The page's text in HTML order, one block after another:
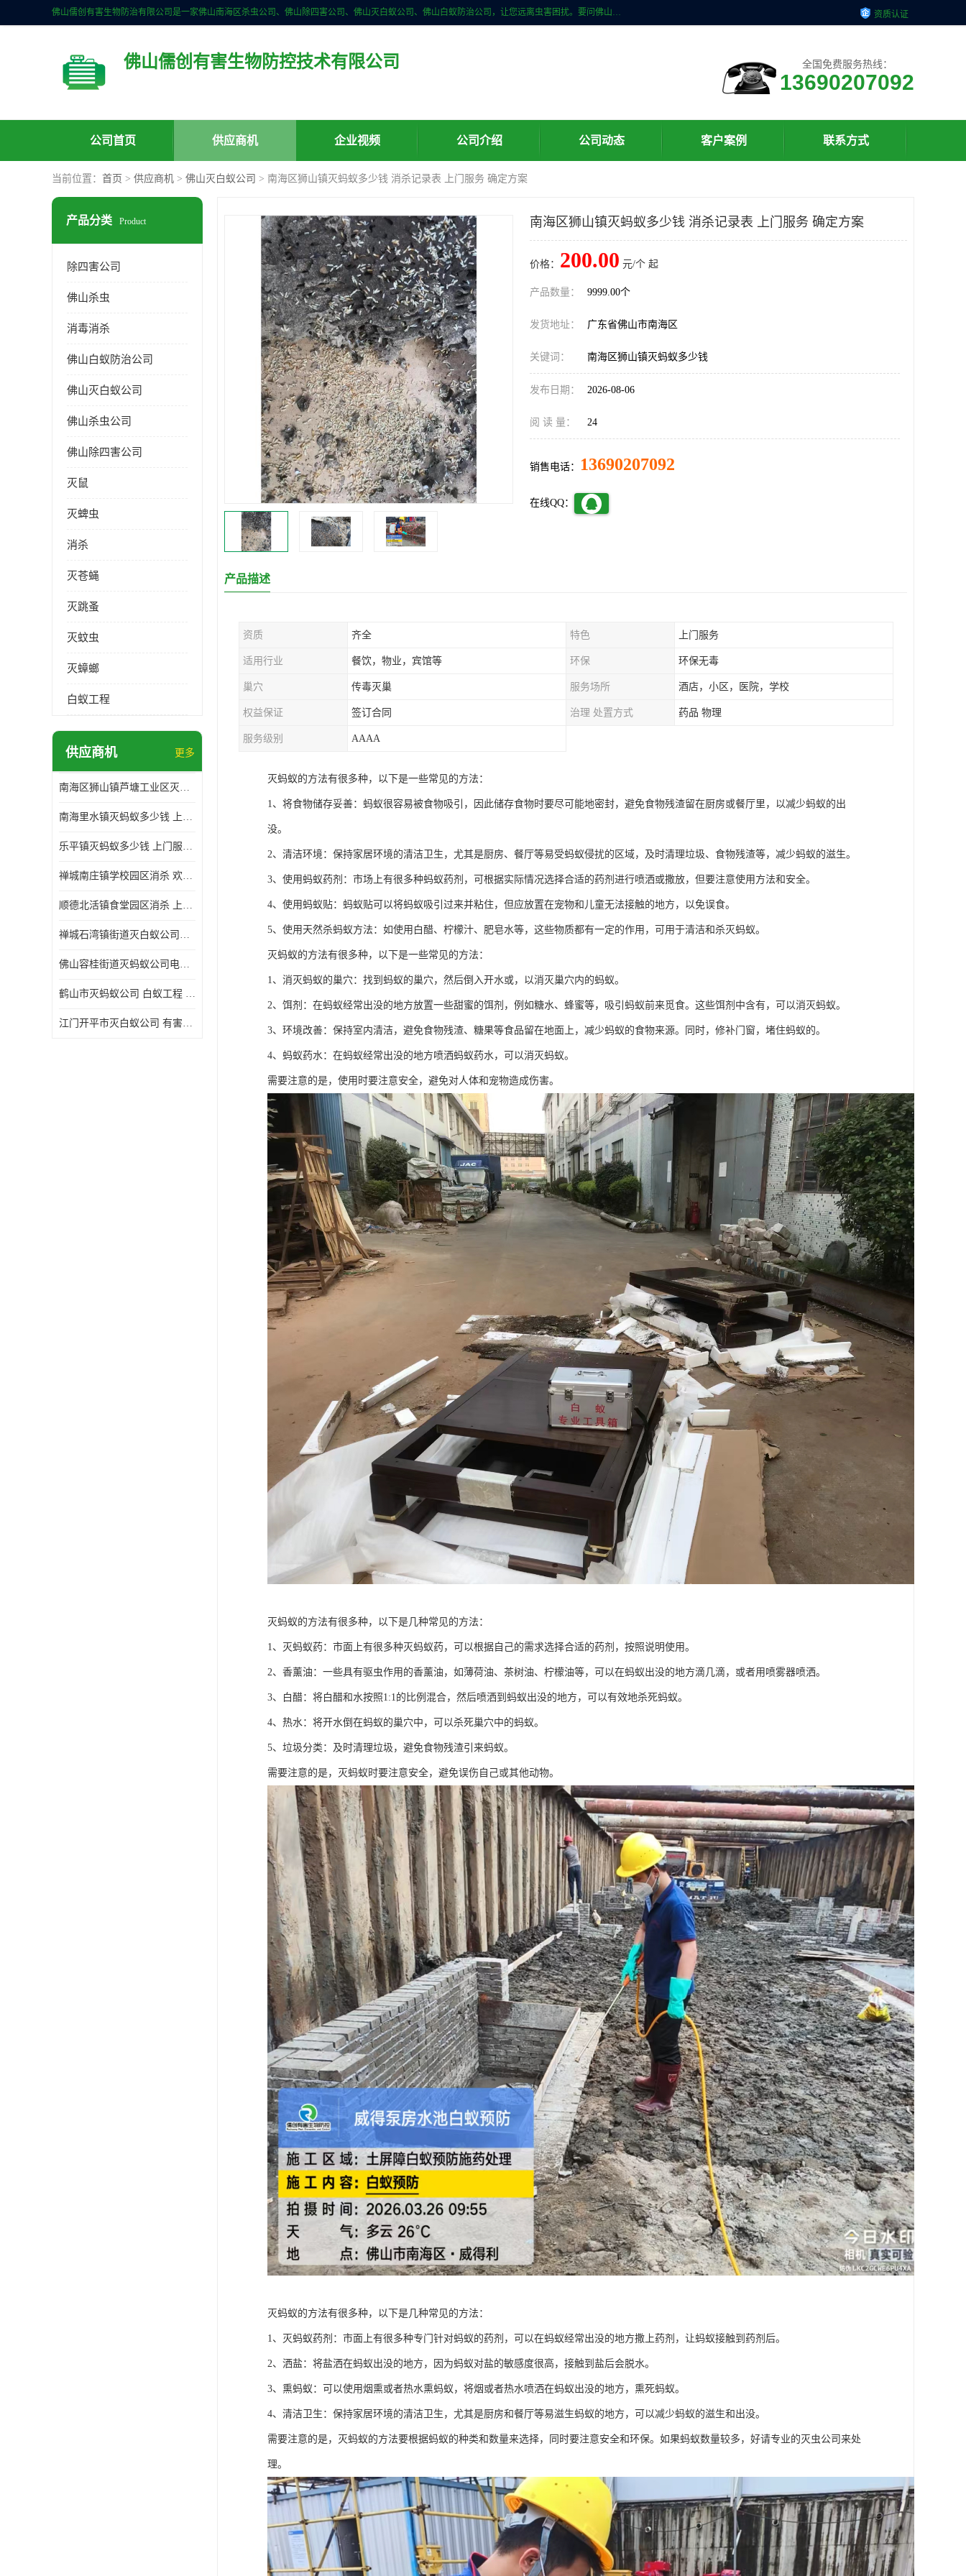
佛山儒创有害生物防治有限公司是一家佛山南海区杀虫公司、佛山除四害公司、佛山灭白蚁公司、佛山白蚁防治公司，让您远离虫害困扰。要问佛山白蚁防治哪家好？佛山儒创有害生物防治有限公司全佛山、广州，正规公司，上门勘查，可靠，售后有保障。 资质认证
佛山儒创有害生物防控技术有限公司 全国免费服务热线：
13690207092
公司首页 供应商机 企业视频 公司介绍 公司动态 客户案例 联系方式
当前位置： 首页 > 供应商机 > 佛山灭白蚁公司 > 南海区狮山镇灭蚂蚁多少钱 消杀记录表 上门服务 确定方案
产品分类 Product
除四害公司
佛山杀虫
消毒消杀
佛山白蚁防治公司
佛山灭白蚁公司
佛山杀虫公司
佛山除四害公司
灭鼠
灭蜱虫
消杀
灭苍蝇
灭跳蚤
灭蚊虫
灭蟑螂
白蚁工程
供应商机 更多
南海区狮山镇芦塘工业区灭白蚁多少钱 上门服务 确定方案
南海里水镇灭蚂蚁多少钱 上门服务 确定方案
乐平镇灭蚂蚁多少钱 上门服务 确定方案
禅城南庄镇学校园区消杀 欢迎电话咨询 价格优惠
顺德北活镇食堂园区消杀 上门服务 确定方案
禅城石湾镇街道灭白蚁公司电话 病媒生物防治 上门服务 确定方案
佛山容桂街道灭蚂蚁公司电话 白蚁防治 上门服务 确定方案
鹤山市灭蚂蚁公司 白蚁工程 欢迎电话咨询 价格优惠
江门开平市灭白蚁公司 有害生物防治 上门服务 确定方案
南海区狮山镇灭蚂蚁多少钱 消杀记录表 上门服务 确定方案
价格： 200.00 元/个 起
产品数量： 9999.00个
发货地址： 广东省佛山市南海区
关键词： 南海区狮山镇灭蚂蚁多少钱
发布日期： 2026-08-06
阅 读 量： 24
销售电话： 13690207092
在线QQ：
产品描述
资质 齐全 特色 上门服务
适用行业 餐饮，物业，宾馆等 环保 环保无毒
巢穴 传毒灭巢 服务场所 酒店，小区，医院，学校
权益保证 签订合同 治理 处置方式 药品 物理
服务级别 AAAA
灭蚂蚁的方法有很多种，以下是一些常见的方法：
1、将食物储存妥善：蚂蚁很容易被食物吸引，因此储存食物时要尽可能地密封，避免食物残渣留在厨房或餐厅里，以减少蚂蚁的出
没。
2、清洁环境：保持家居环境的清洁卫生，尤其是厨房、餐厅等易受蚂蚁侵扰的区域，及时清理垃圾、食物残渣等，减少蚂蚁的滋生。
3、使用蚂蚁药剂：市场上有很多种蚂蚁药剂，可根据实际情况选择合适的药剂进行喷洒或撒放，但要注意使用方法和安全。
4、使用蚂蚁贴：蚂蚁贴可以将蚂蚁吸引过来并粘住，但应放置在宠物和儿童无法接触的地方，以免误食。
5、使用天然杀蚂蚁方法：如使用白醋、柠檬汁、肥皂水等，这些物质都有一定的作用，可用于清洁和杀灭蚂蚁。
灭蚂蚁的方法有很多种，以下是一些常见的方法：
1、消灭蚂蚁的巢穴：找到蚂蚁的巢穴，然后倒入开水或，以消灭巢穴内的蚂蚁。
2、饵剂：在蚂蚁经常出没的地方放置一些甜蜜的饵剂，例如糖水、蜂蜜等，吸引蚂蚁前来觅食。这些饵剂中含有，可以消灭蚂蚁。
3、环境改善：保持室内清洁，避免食物残渣、糖果等食品留在地面上，减少蚂蚁的食物来源。同时，修补门窗，堵住蚂蚁的。
4、蚂蚁药水：在蚂蚁经常出没的地方喷洒蚂蚁药水，可以消灭蚂蚁。
需要注意的是，使用时要注意安全，避免对人体和宠物造成伤害。
灭蚂蚁的方法有很多种，以下是几种常见的方法：
1、灭蚂蚁药：市面上有很多种灭蚂蚁药，可以根据自己的需求选择合适的药剂，按照说明使用。
2、香薰油：一些具有驱虫作用的香薰油，如薄荷油、茶树油、柠檬油等，可以在蚂蚁出没的地方滴几滴，或者用喷雾器喷洒。
3、白醋：将白醋和水按照1:1的比例混合，然后喷洒到蚂蚁出没的地方，可以有效地杀死蚂蚁。
4、热水：将开水倒在蚂蚁的巢穴中，可以杀死巢穴中的蚂蚁。
5、垃圾分类：及时清理垃圾，避免食物残渣引来蚂蚁。
需要注意的是，灭蚂蚁时要注意安全，避免误伤自己或其他动物。
灭蚂蚁的方法有很多种，以下是几种常见的方法：
1、灭蚂蚁药剂：市面上有很多种专门针对蚂蚁的药剂，可以在蚂蚁经常出没的地方撒上药剂，让蚂蚁接触到药剂后。
2、洒盐：将盐洒在蚂蚁出没的地方，因为蚂蚁对盐的敏感度很高，接触到盐后会脱水。
3、熏蚂蚁：可以使用烟熏或者热水熏蚂蚁，将烟或者热水喷洒在蚂蚁出没的地方，熏死蚂蚁。
4、清洁卫生：保持家居环境的清洁卫生，尤其是厨房和餐厅等易滋生蚂蚁的地方，可以减少蚂蚁的滋生和出没。
需要注意的是，灭蚂蚁的方法要根据蚂蚁的种类和数量来选择，同时要注意安全和环保。如果蚂蚁数量较多，好请专业的灭虫公司来处
理。